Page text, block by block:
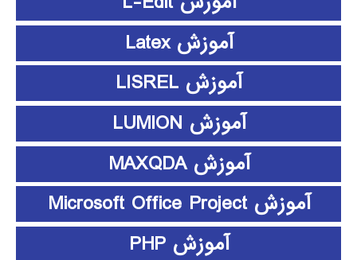
آموزش Latex
آموزش LISREL
آموزش LUMION
آموزش MAXQDA
آموزش Microsoft Office Project
آموزش PHP